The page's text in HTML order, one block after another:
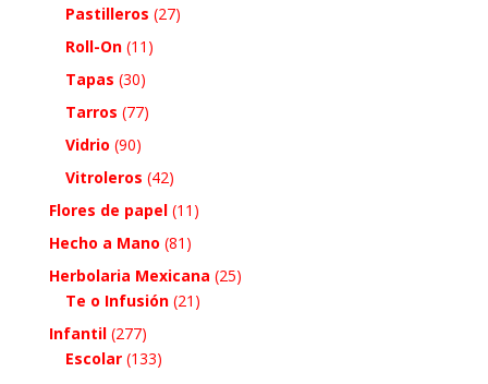
Pastilleros (27)
Roll-On (11)
Tapas (30)
Tarros (77)
Vidrio (90)
Vitroleros (42)
Flores de papel (11)
Hecho a Mano (81)
Herbolaria Mexicana (25)
Te o Infusión (21)
Infantil (277)
Escolar (133)